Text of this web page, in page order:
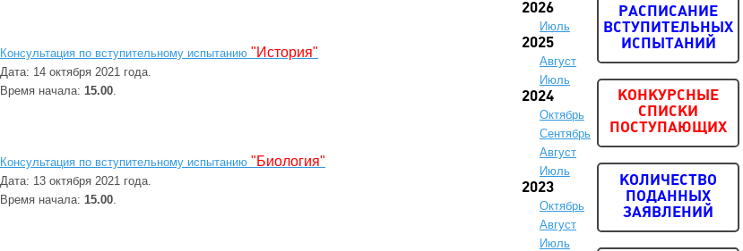
Консультация по вступительному испытанию "История"
Дата: 14 октября 2021 года.
Время начала: 15.00
Консультация по вступительному испытанию "Биология"
Дата: 13 октября 2021 года.
Время начала: 15.00
2026
Июль
2025
Август
Июль
2024
Октябрь
Сентябрь
Август
Июль
2023
Октябрь
Август
Июль
РАСПИСАНИЕ
ВСТУПИТЕЛЬНЫХ
ИСПЫТАНИЙ
КОНКУРСНЫЕ
СПИСКИ
ПОСТУПАЮЩИХ
КОЛИЧЕСТВО
ПОДАННЫХ
ЗАЯВЛЕНИЙ